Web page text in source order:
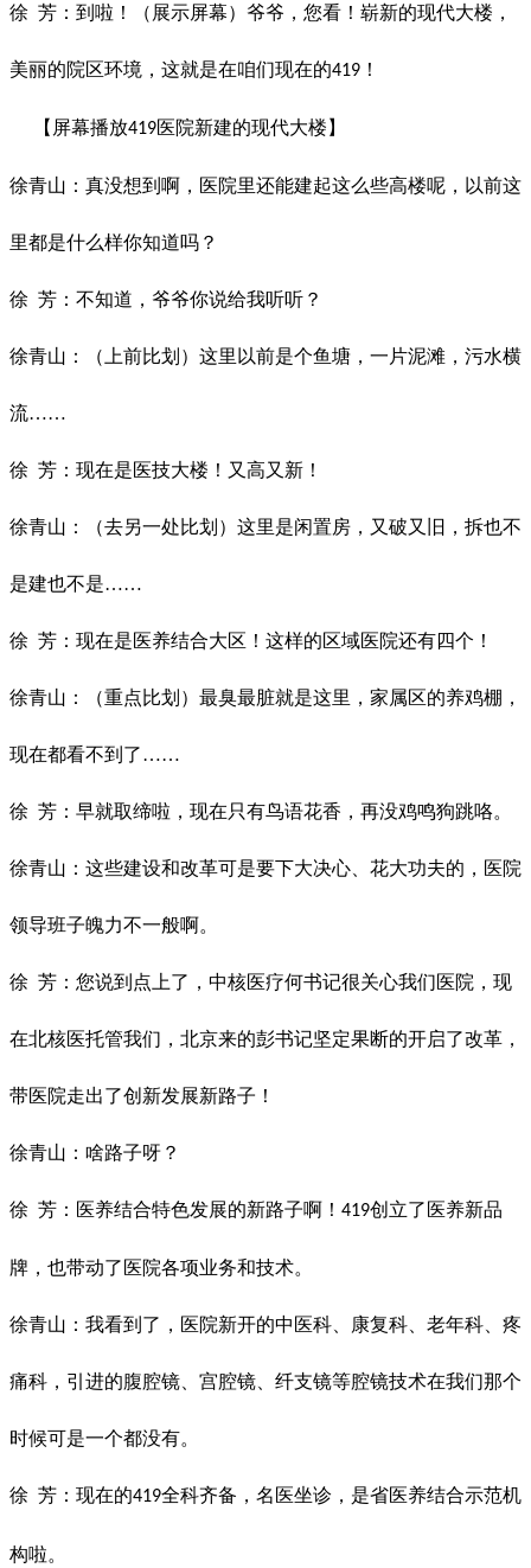
徐 芳：到啦！（展示屏幕）爷爷，您看！崭新的现代大楼，
美丽的院区环境，这就是在咱们现在的419 ！
【屏幕播放419医院新建的现代大楼】
徐青山：真没想到啊，医院里还能建起这么些高楼呢，以前这
里都是什么样你知道吗？
徐 芳：不知道，爷爷你说给我听听？
徐青山：（上前比划）这里以前是个鱼塘，一片泥滩，污水横
流……
徐 芳：现在是医技大楼！又高又新！
徐青山：（去另一处比划）这里是闲置房，又破又旧，拆也不
是建也不是……
徐 芳：现在是医养结合大区！这样的区域医院还有四个！
徐青山：（重点比划）最臭最脏就是这里，家属区的养鸡棚，
现在都看不到了……
徐 芳：早就取缔啦，现在只有鸟语花香，再没鸡鸣狗跳咯。
徐青山：这些建设和改革可是要下大决心、花大功夫的，医院
领导班子魄力不一般啊。
徐 芳：您说到点上了，中核医疗何书记很关心我们医院，现
在北核医托管我们，北京来的彭书记坚定果断的开启了改革，
带医院走出了创新发展新路子！
徐青山：啥路子呀？
徐 芳：医养结合特色发展的新路子啊！ 419创立了医养新品
牌，也带动了医院各项业务和技术。
徐青山：我看到了，医院新开的中医科、康复科、老年科、疼
痛科，引进的腹腔镜、宫腔镜、纤支镜等腔镜技术在我们那个
时候可是一个都没有。
徐 芳：现在的419全科齐备 ， 名医坐诊， 是省医养结合示范机
构啦。